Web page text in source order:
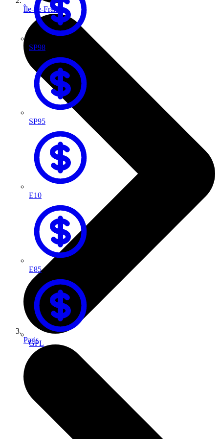
SP98
SP95
E10
E85
GPL
Île-de-France
Paris